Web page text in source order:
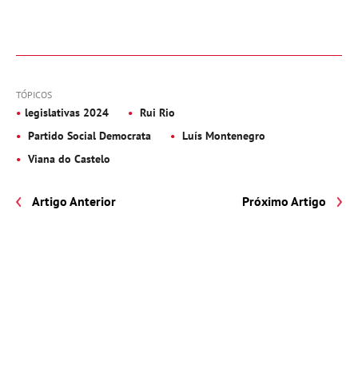
TÓPICOS
legislativas 2024
Rui Rio
Partido Social Democrata
Luís Montenegro
Viana do Castelo
Artigo Anterior Próximo Artigo